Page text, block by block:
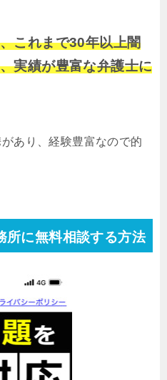
これまで30年以上闇
実績が豊富な弁護士に
あり、経験豊富なので的
所に無料相談する方法